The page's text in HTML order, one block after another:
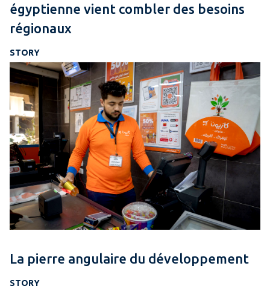
égyptienne vient combler des besoins
régionaux
STORY
La pierre angulaire du développement
STORY